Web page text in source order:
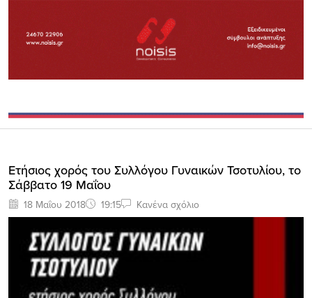
Ετήσιος χορός του Συλλόγου Γυναικών Τσοτυλίου, το
Σάββατο 19 Μαΐου
18 Μαΐου 2018 19:15 Κανένα σχόλιο